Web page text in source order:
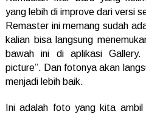
yang lebih di improve dari versi
Remaster ini memang sudah
kalian bisa langsung
bawah ini di aplikasi Gallery.
picture”. Dan fotonya akan
menjadi lebih baik.
Ini adalah foto yang kita